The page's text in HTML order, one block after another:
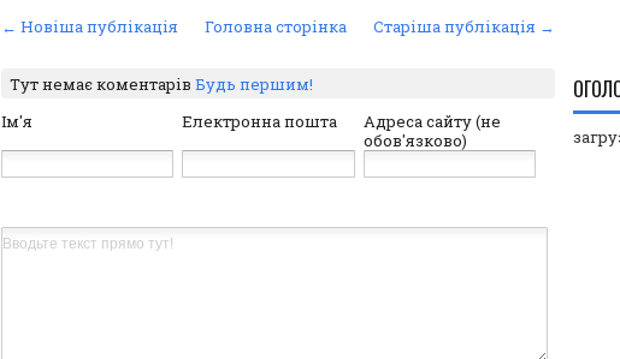
← Новіша публікація Старіша публікація →
Головна сторінка
Тут немає коментарів Будь першим!
Ім'я
Електронна пошта
Адреса сайту (не
обов'язково)